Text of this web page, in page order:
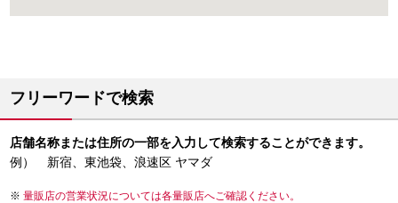
フリーワードで検索
店舗名称または住所の一部を入力して検索することができます。
例） 新宿、東池袋、浪速区 ヤマダ
量販店の営業状況については各量販店へご確認ください。